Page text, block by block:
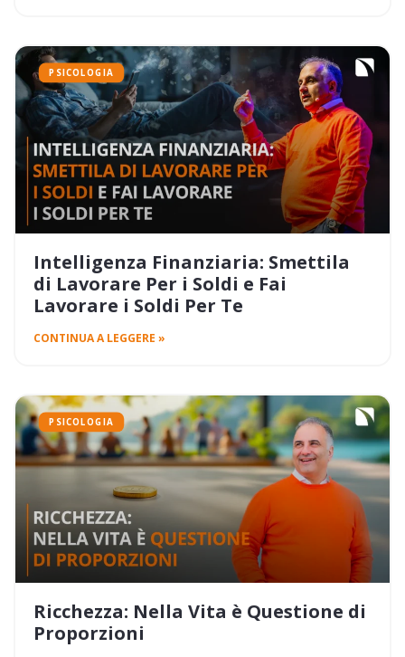
PSICOLOGIA
Intelligenza Finanziaria: Smettila
di Lavorare Per i Soldi e Fai
Lavorare i Soldi Per Te
CONTINUA A LEGGERE »
PSICOLOGIA
Ricchezza: Nella Vita è Questione di
Proporzioni